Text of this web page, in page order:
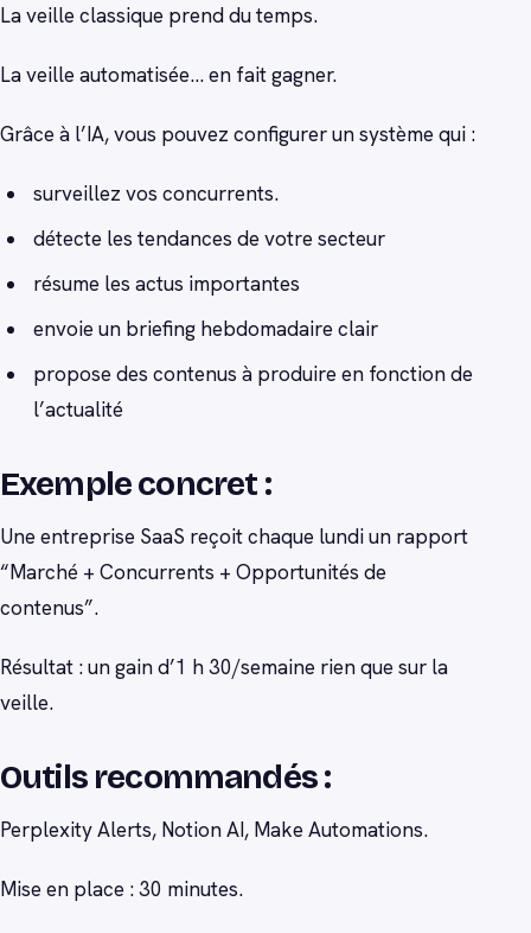
La veille classique prend du temps.
La veille automatisée… en fait gagner.
Grâce à l’IA, vous pouvez configurer un système qui :
surveillez vos concurrents.
détecte les tendances de votre secteur
résume les actus importantes
envoie un briefing hebdomadaire clair
propose des contenus à produire en fonction de
l’actualité
Exemple concret :
Une entreprise SaaS reçoit chaque lundi un rapport
“Marché + Concurrents + Opportunités de
contenus”.
Résultat : un gain d’1 h 30/semaine rien que sur la
veille.
Outils recommandés :
Perplexity Alerts, Notion AI, Make Automations.
Mise en place : 30 minutes.